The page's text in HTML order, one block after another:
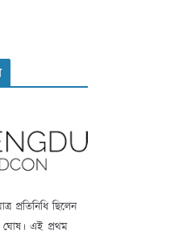
প্রতিনিধি ছিলেন
ঘোষ। এই প্রথম